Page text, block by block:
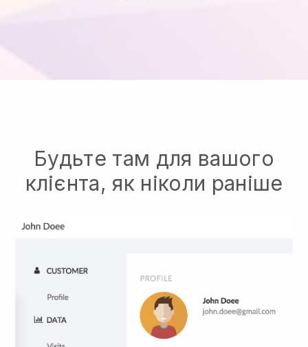
Будьте там для вашого
клієнта, як ніколи раніше